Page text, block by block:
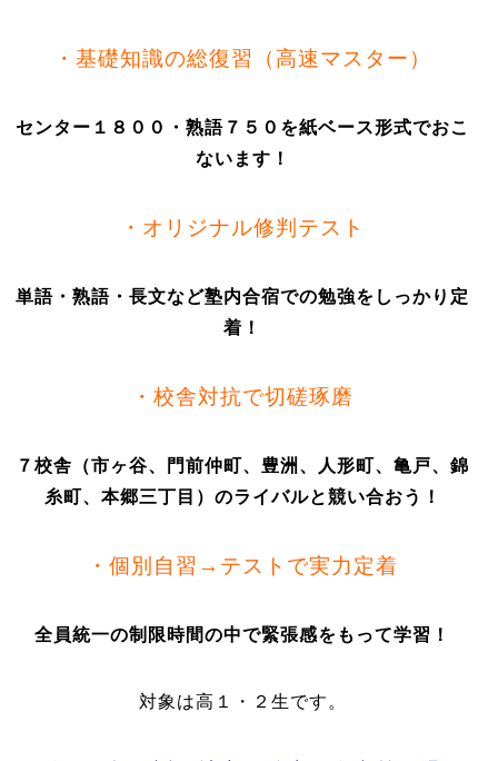
・基礎知識の総復習（高速マスター）
センター１８００・熟語７５０を紙ベース形式でおこ
ないます！
・オリジナル修判テスト
単語・熟語・長文など塾内合宿での勉強をしっかり定
着！
・校舎対抗で切磋琢磨
７校舎（市ヶ谷、門前仲町、豊洲、人形町、亀戸、錦
糸町、本郷三丁目）のライバルと競い合おう！
・個別自習→テストで実力定着
全員統一の制限時間の中で緊張感をもって学習！
対象は高１・２生です。